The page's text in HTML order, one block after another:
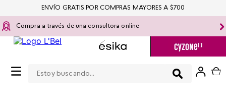
Compra a través de una consultora online
ENVÍO GRATIS POR COMPRAS MAYORES A $700